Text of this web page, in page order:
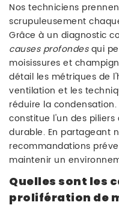
Nos techniciens
scrupuleusement
Grâce à un diagnostic
causes profondesqui
moisissures et
détail les métriques de
ventilation et les
réduire la
constitue l'un des
durable. En partageant
recommandations
maintenir un
Quelles sont les
prolifération de